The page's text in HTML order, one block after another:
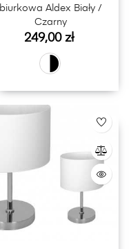
biurkowa Aldex Biały /
Czarny
Cena
249,00 zł